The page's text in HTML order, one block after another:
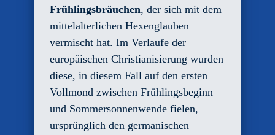
Frühlingsbräuchen, der sich mit dem
mittelalterlichen Hexenglauben
vermischt hat. Im Verlaufe der
europäischen Christianisierung wurden
diese, in diesem Fall auf den ersten
Vollmond zwischen Frühlingsbeginn
und Sommersonnenwende fielen,
ursprünglich den germanischen